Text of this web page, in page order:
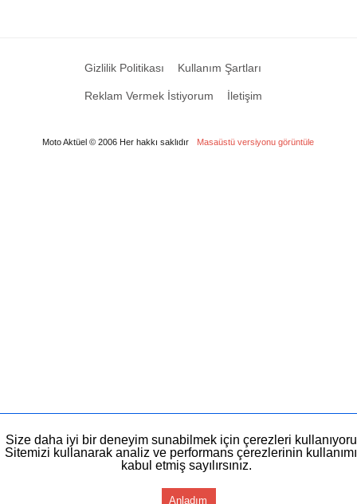
Gizlilik Politikası Kullanım Şartları
Reklam Vermek İstiyorum İletişim
Moto Aktüel © 2006 Her hakkı saklıdır Masaüstü versiyonu görüntüle
Size daha iyi bir deneyim sunabilmek için çerezleri
Sitemizi kullanarak analiz ve performans çerezlerinin
kabul etmiş sayılırsınız.
Anladım